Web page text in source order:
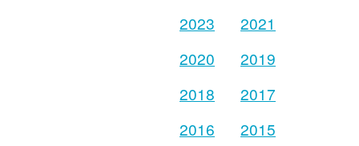
2023
2021
2020
2019
2018
2017
2016
2015